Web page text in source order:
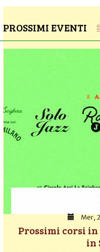
PROSSIMI EVENTI
Mer,
Prossimi corsi
in